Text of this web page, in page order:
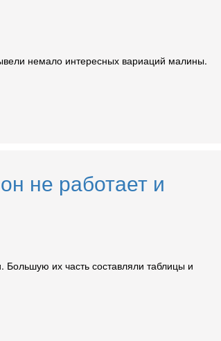
немало интересных вариаций малины.
не работает и
их часть составляли таблицы и